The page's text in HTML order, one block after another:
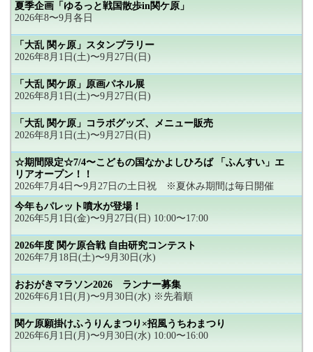
夏季企画「ゆるっと戦国散歩in関ケ原」
2026年8〜9月各日
「大乱 関ヶ原」スタンプラリー
2026年8月1日(土)〜9月27日(日)
「大乱 関ケ原」原画パネル展
2026年8月1日(土)〜9月27日(日)
「大乱 関ケ原」コラボグッズ、メニュー販売
2026年8月1日(土)〜9月27日(日)
☆期間限定☆7/4〜こどもの国なかよしひろば 「ふんすい」エ
リアオープン！！
2026年7月4日〜9月27日の土日祝 ※夏休み期間は毎日開催
今年もパレット噴水が登場！
2026年5月1日(金)〜9月27日(日) 10:00〜17:00
2026年度 関ケ原合戦 自由研究コンテスト
2026年7月18日(土)〜9月30日(水)
おおがきマラソン2026 ランナー募集
2026年6月1日(月)〜9月30日(水) ※先着順
関ケ原願掛けふうりんまつり×招風うちわまつり
2026年6月1日(月)〜9月30日(水) 10:00〜16:00